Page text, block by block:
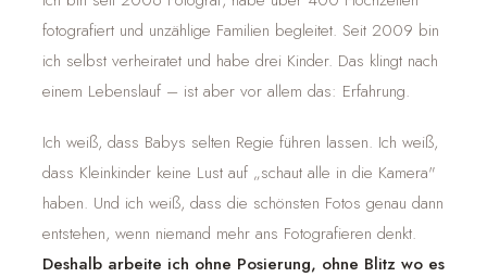
fotografiert und unzählige Familien begleitet. Seit 2009 bin
ich selbst verheiratet und habe drei Kinder. Das klingt nach
einem Lebenslauf – ist aber vor allem das: Erfahrung.
Ich weiß, dass Babys selten Regie führen lassen. Ich weiß,
dass Kleinkinder keine Lust auf „schaut alle in die Kamera"
haben. Und ich weiß, dass die schönsten Fotos genau dann
entstehen, wenn niemand mehr ans Fotografieren denkt.
Deshalb arbeite ich ohne Posierung, ohne Blitz wo es